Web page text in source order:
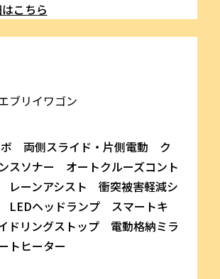
こちら
ブリイワゴン
両側スライド・片側電動 ク
スソナー オートクルーズコント
レーンアシスト 衝突被害軽減シ
LEDヘッドランプ スマートキ
リングストップ 電動格納ミラ
ヒーター